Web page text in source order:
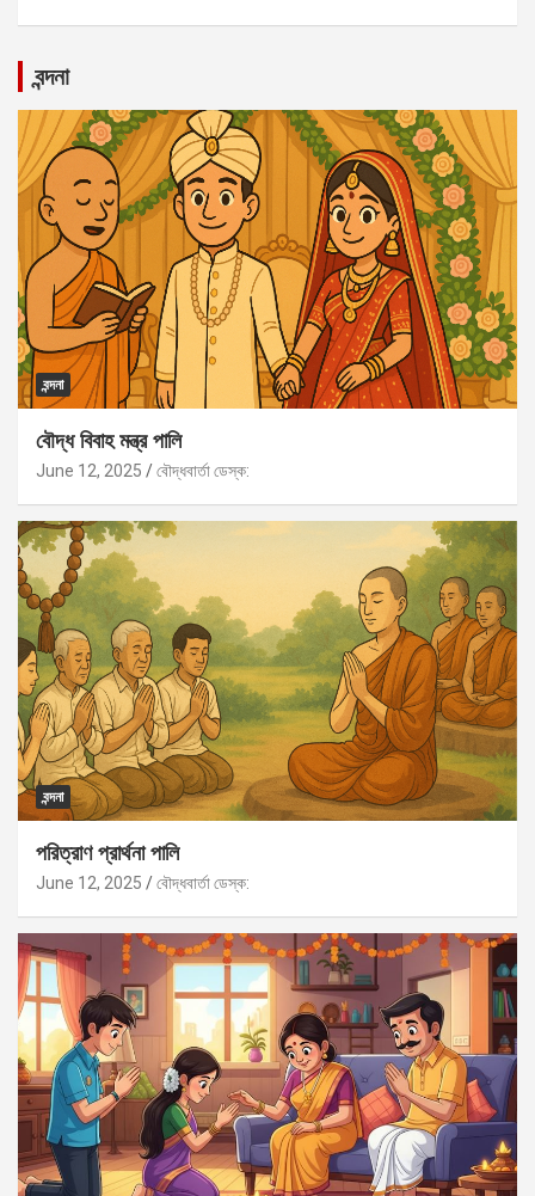
বন্দনা
বন্দনা
বৌদ্ধ বিবাহ মন্ত্র পালি
June 12, 2025 বৌদ্ধবার্তা ডেস্ক:
বন্দনা
পরিত্রাণ প্রার্থনা পালি
June 12, 2025 বৌদ্ধবার্তা ডেস্ক: